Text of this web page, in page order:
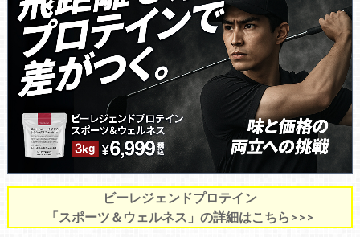
ビーレジェンドプロテイン
「スポーツ＆ウェルネス」の詳細はこちら>>>